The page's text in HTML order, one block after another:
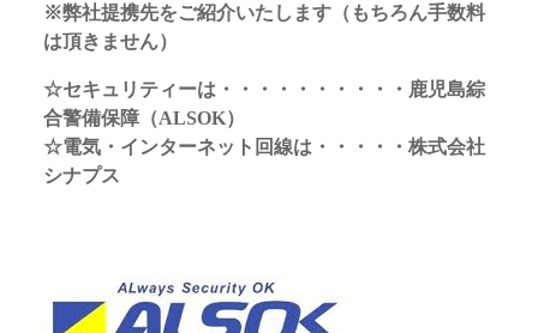
※弊社提携先をご紹介いたします（もちろん手数料
は頂きません）
☆セキュリティーは・・・・・・・・・・鹿児島綜
合警備保障（ALSOK）
☆電気・インターネット回線は・・・・・株式会社
シナプス